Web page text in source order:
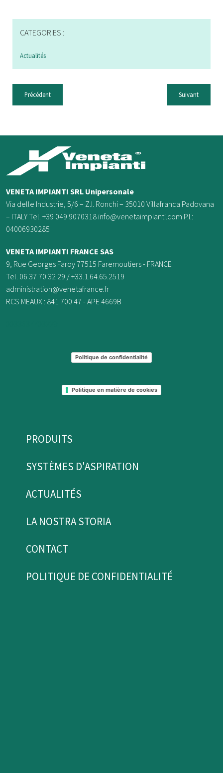
CATEGORIES :
Actualités
Précédent Suivant
VENETA IMPIANTI SRL Unipersonale
Via delle Industrie, 5/6 – Z.I. Ronchi – 35010 Villafranca Padovana
– ITALY Tel. +39 049 9070318 info@venetaimpianti.com P.I.:
04006930285
VENETA IMPIANTI FRANCE SAS
9, Rue Georges Faroy 77515 Faremoutiers - FRANCE
Tel. 06 37 70 32 29 / +33.1.64.65.2519
administration@venetafrance.fr
RCS MEAUX : 841 700 47 - APE 4669B
Politique de confidentialité
Politique en matière de cookies
PRODUITS
SYSTÈMES D'ASPIRATION
ACTUALITÉS
LA NOSTRA STORIA
CONTACT
POLITIQUE DE CONFIDENTIALITÉ